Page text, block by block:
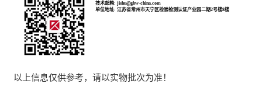
技术邮箱: jishu@gbw-china.com
单位地址: 江苏省常州市天宁区检验检测认证产业园二期2号楼8楼
以上信息仅供参考，请以实物批次为准！